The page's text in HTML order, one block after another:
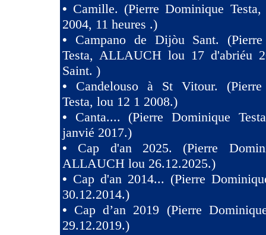
• Camille. (Pierre Dominique
2004, 11 heures .)
• Campano de Dijòu Sant.
Testa, ALLAUCH lou 17 d'abriéu
Saint. )
• Candelouso à St Vitour. (Pierre
Testa, lou 12 1 2008.)
• Canta.... (Pierre Dominique
janvié 2017.)
• Cap d'an 2025. (Pierre
ALLAUCH lou 26.12.2025.)
• Cap d'an 2014... (Pierre
30.12.2014.)
• Cap d’an 2019 (Pierre
29.12.2019.)